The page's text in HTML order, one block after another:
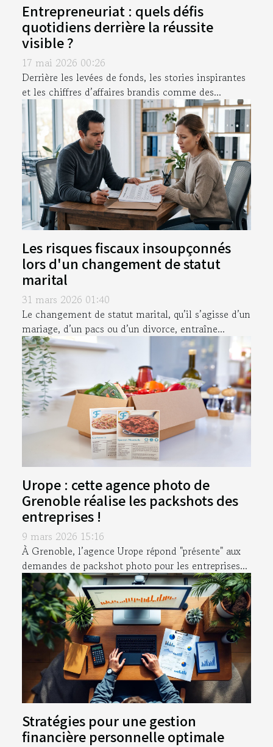
Entrepreneuriat : quels défis
quotidiens derrière la réussite
visible ?
17 mai 2026 00:26
Derrière les levées de fonds, les stories inspirantes
et les chiffres d’affaires brandis comme des...
Les risques fiscaux insoupçonnés
lors d'un changement de statut
marital
31 mars 2026 01:40
Le changement de statut marital, qu’il s’agisse d’un
mariage, d’un pacs ou d’un divorce, entraîne...
Urope : cette agence photo de
Grenoble réalise les packshots des
entreprises !
9 mars 2026 15:16
À Grenoble, l’agence Urope répond "présente" aux
demandes de packshot photo pour les entreprises...
Stratégies pour une gestion
financière personnelle optimale